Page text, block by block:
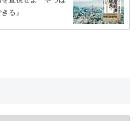
る』